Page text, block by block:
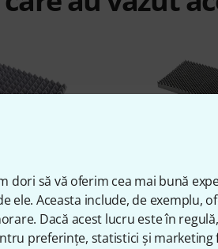
dori să vă oferim cea mai bună
ele. Aceasta include, de exemplu,
Dacă acest lucru este în
preferințe, statistici și marketing
HiLo-P80 t.akustik